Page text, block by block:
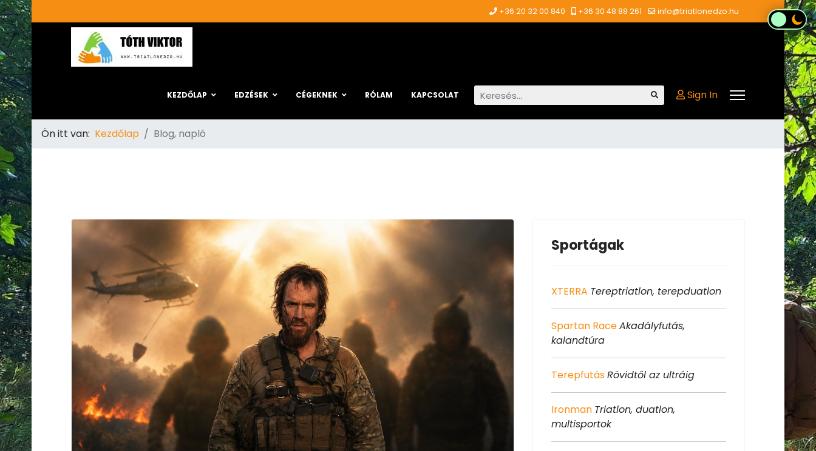
+36 20 32 00 840 +36 30 48 88 261 info@triatlonedzo.hu
KEZDŐLAP EDZÉSEK CÉGEKNEK RÓLAM KAPCSOLAT Keresés... Sign In
Ön itt van: Kezdőlap Blog, napló
Sportágak
XTERRA Tereptriatlon, terepduatlon
Spartan RaceAkadályfutás,
kalandtúra
TerepfutásRövidtől az ultráig
Ironman Triatlon, duatlon,
multisportok